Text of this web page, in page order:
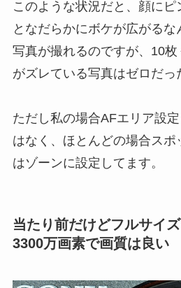
このような状況だと、顔に
となだらかにボケが広がる
写真が撮れるのですが、10枚
がズレている写真はゼロだっ
ただし私の場合AFエリア設
はなく、ほとんどの場合ス
はゾーンに設定してます。
当たり前だけどフルサイズ
3300万画素で画質は良い